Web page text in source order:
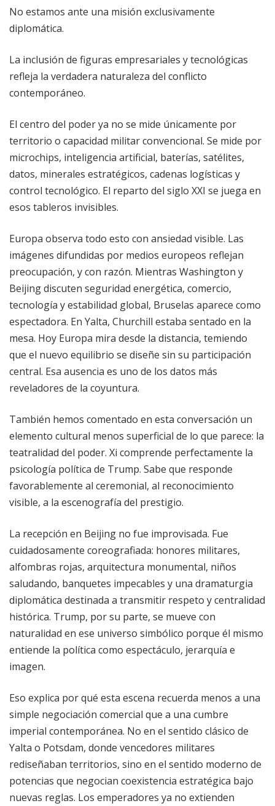
No estamos ante una misión exclusivamente
diplomática.
La inclusión de figuras empresariales y tecnológicas
refleja la verdadera naturaleza del conflicto
contemporáneo.
El centro del poder ya no se mide únicamente por
territorio o capacidad militar convencional. Se mide por
microchips, inteligencia artificial, baterías, satélites,
datos, minerales estratégicos, cadenas logísticas y
control tecnológico. El reparto del siglo XXI se juega en
esos tableros invisibles.
Europa observa todo esto con ansiedad visible. Las
imágenes difundidas por medios europeos reflejan
preocupación, y con razón. Mientras Washington y
Beijing discuten seguridad energética, comercio,
tecnología y estabilidad global, Bruselas aparece como
espectadora. En Yalta, Churchill estaba sentado en la
mesa. Hoy Europa mira desde la distancia, temiendo
que el nuevo equilibrio se diseñe sin su participación
central. Esa ausencia es uno de los datos más
reveladores de la coyuntura.
También hemos comentado en esta conversación un
elemento cultural menos superficial de lo que parece: la
teatralidad del poder. Xi comprende perfectamente la
psicología política de Trump. Sabe que responde
favorablemente al ceremonial, al reconocimiento
visible, a la escenografía del prestigio.
La recepción en Beijing no fue improvisada. Fue
cuidadosamente coreografiada: honores militares,
alfombras rojas, arquitectura monumental, niños
saludando, banquetes impecables y una dramaturgia
diplomática destinada a transmitir respeto y centralidad
histórica. Trump, por su parte, se mueve con
naturalidad en ese universo simbólico porque él mismo
entiende la política como espectáculo, jerarquía e
imagen.
Eso explica por qué esta escena recuerda menos a una
simple negociación comercial que a una cumbre
imperial contemporánea. No en el sentido clásico de
Yalta o Potsdam, donde vencedores militares
rediseñaban territorios, sino en el sentido moderno de
potencias que negocian coexistencia estratégica bajo
nuevas reglas. Los emperadores ya no extienden